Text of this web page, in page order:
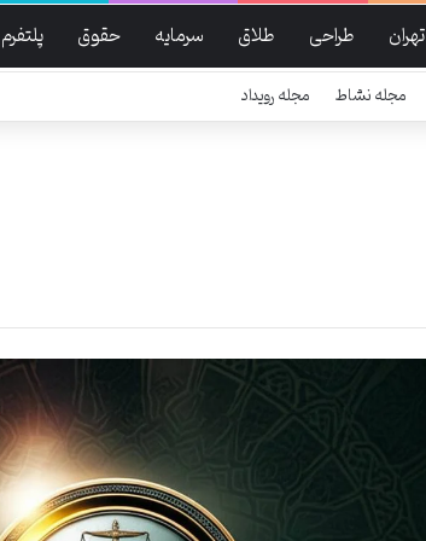
تهران طراحی طلاق سرمایه حقوق پلتفرم
مجله نشاط مجله رویداد